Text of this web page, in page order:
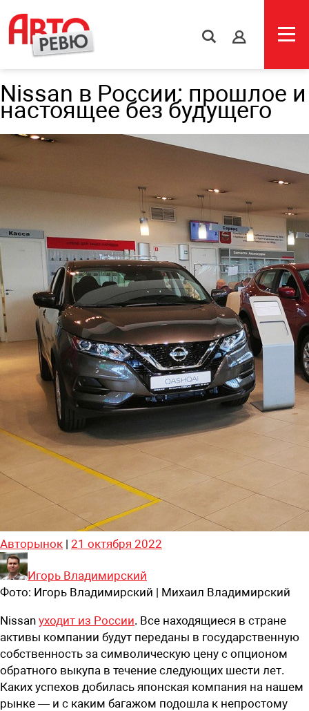
s
Nissan в России: прошлое и
настоящее без будущего
Авторынок | 21 октября 2022
Игорь Владимирский
Фото: Игорь Владимирский | Михаил Владимирский
Nissan уходит из России. Все находящиеся в стране
активы компании будут переданы в государственную
собственность за символическую цену с опционом
обратного выкупа в течение следующих шести лет.
Каких успехов добилась японская компания на нашем
рынке — и с каким багажом подошла к непростому